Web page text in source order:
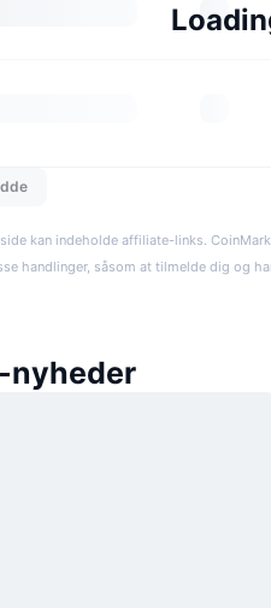
kan indeholde affiliate-links.
handlinger, såsom at tilmelde dig og
nyheder